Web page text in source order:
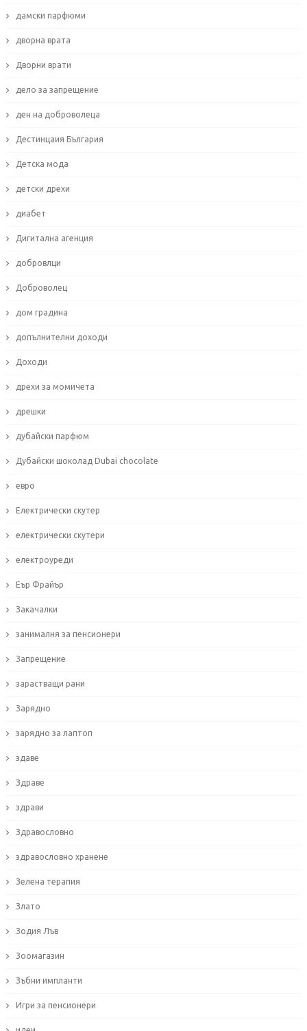
дамски парфюми
дворна врата
Дворни врати
дело за запрещение
ден на доброволеца
Дестинцаия България
Детска мода
детски дрехи
диабет
Дигитална агенция
добровлци
Доброволец
дом градина
допълнителни доходи
Доходи
дрехи за момичета
дрешки
дубайски парфюм
Дубайски шоколад Dubai chocolate
евро
Електрически скутер
електрически скутери
електроуреди
Еър Фрайър
Закачалки
занималня за пенсионери
Запрещение
зарастващи рани
Зарядно
зарядно за лаптоп
здаве
Здраве
здрави
Здравословно
здравословно хранене
Зелена терапия
Злато
Зодия Лъв
Зоомагазин
Зъбни импланти
Игри за пенсионери